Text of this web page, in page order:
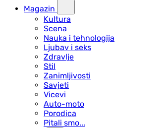
Magazin
Kultura
Scena
Nauka i tehnologija
Ljubav i seks
Zdravlje
Stil
Zanimljivosti
Savjeti
Vicevi
Auto-moto
Porodica
Pitali smo...